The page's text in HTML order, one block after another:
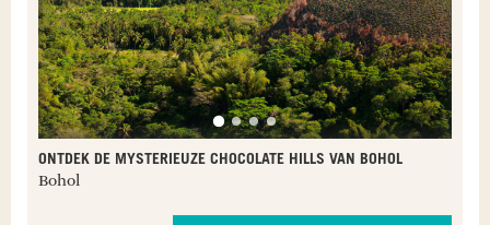
ONTDEK DE MYSTERIEUZE CHOCOLATE HILLS VAN BOHOL
Bohol